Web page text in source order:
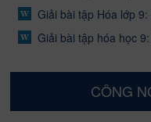
Giải bài tập Hóa lớp
Giải bài tập hóa học
CÔNG